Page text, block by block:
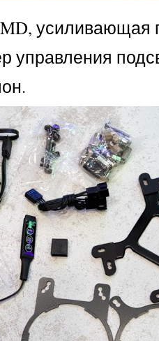
усиливающая
управления